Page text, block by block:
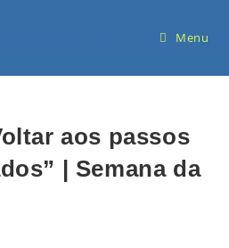
Menu
aos passos
| Semana da